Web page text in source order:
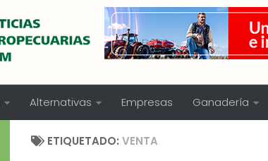
Alternativas Empresas Ganadería
ETIQUETADO:VENTA